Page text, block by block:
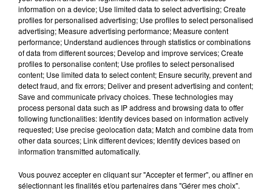
transport aérien, exigences réglementaires
croissantes. Elle a lancé en mai dernier une étude
stratégique de développement, cofinancée par le
département de la Moselle et l'Eurométropole de
Metz, pour identifier de nouvelles pistes de croissance
pour l'aéroport.
Un équipement structurant pour le Grand Est
Au-delà des chiffres, c'est l'avenir d'un équipement
jugé stratégique qui est en jeu. Porte d'entrée
internationale pour le nord-est de la France,
l'aéroport Metz-Nancy-Lorraine est présenté par la
région comme un levier d'attractivité, de mobilité et
information on a device; Use limited data to select advertising; Create
profiles for personalised advertising; Use profiles to select personalised
advertising; Measure advertising performance; Measure content
performance; Understand audiences through statistics or combinations
of data from different sources; Develop and improve services; Create
profiles to personalise content; Use profiles to select personalised
content; Use limited data to select content; Ensure security, prevent and
detect fraud, and fix errors; Deliver and present advertising and content;
Save and communicate privacy choices. These technologies may
process personal data such as IP address and browsing data to offer
following functionalities: Identify devices based on information actively
requested; Use precise geolocation data; Match and combine data from
other data sources; Link different devices; Identify devices based on
information transmitted automatically.
Vous pouvez accepter en cliquant sur "Accepter et fermer", ou affiner en
sélectionnant les finalités et/ou partenaires dans "Gérer mes choix".